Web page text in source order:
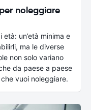
noleggiare
un’età minima e
ma le diverse
non solo variano
da paese a paese
vuoi noleggiare.